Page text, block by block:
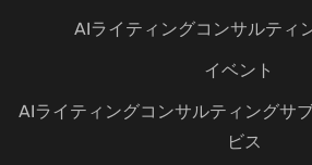
AIライティングコンサルティ
イベント
AIライティングコンサルティングサ
ビス